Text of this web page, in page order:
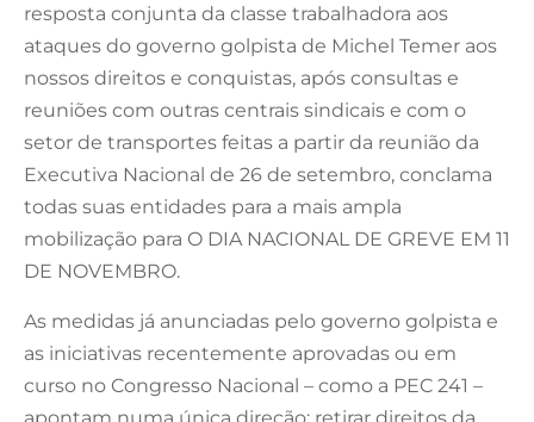
resposta conjunta da classe trabalhadora aos
ataques do governo golpista de Michel Temer aos
nossos direitos e conquistas, após consultas e
reuniões com outras centrais sindicais e com o
setor de transportes feitas a partir da reunião da
Executiva Nacional de 26 de setembro, conclama
todas suas entidades para a mais ampla
mobilização para O DIA NACIONAL DE GREVE EM 11
DE NOVEMBRO.
As medidas já anunciadas pelo governo golpista e
as iniciativas recentemente aprovadas ou em
curso no Congresso Nacional – como a PEC 241 –
apontam numa única direção: retirar direitos da